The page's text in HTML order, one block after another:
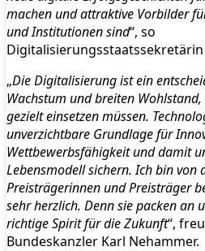
machen und attraktive Vorbilder
und Institutionen sind“, so
Digitalisierungsstaatssekretärin
„Die Digitalisierung ist ein
Wachstum und breiten
gezielt einsetzen müssen.
unverzichtbare Grundlage für
Wettbewerbsfähigkeit und damit
Lebensmodell sichern. Ich bin von
Preisträgerinnen und Preisträger
sehr herzlich. Denn sie packen an
richtige Spirit für die Zukunft“,
Bundeskanzler Karl Nehammer.